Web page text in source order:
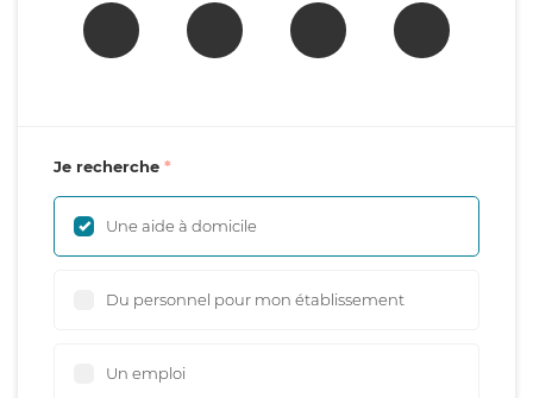
Je recherche
Une aide à domicile
Du personnel pour mon établissement
Un emploi